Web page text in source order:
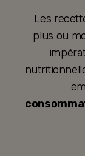
Les
plus ou